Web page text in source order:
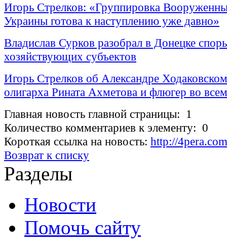
Игорь Стрелков: «Группировка
Украины готова к наступлению уже давно»
Владислав Сурков разобрал в Донецке
хозяйствующих субъектов
Игорь Стрелков об Александре
олигарха Рината Ахметова и флюгер во
Главная новость главной страницы: 1
Количество комментариев к элементу: 0
Короткая ссылка на новость: http://
Возврат к списку
Разделы
Новости
Помочь сайту